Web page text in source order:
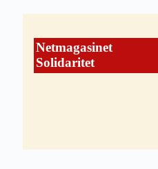
Netmagasinet
Solidaritet